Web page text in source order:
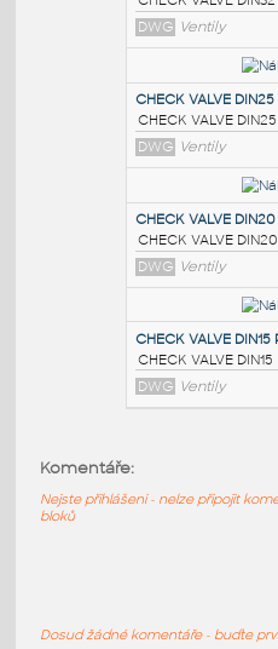
CHECK VALVE
CHECK
DWG Ventily
CHECK
CHECK VALVE
DWG Ventily
DWG Ventily
Komentáře:
Nejste přihlášeni - nelze připojit
bloků
Dosud žádné komentáře - buďte